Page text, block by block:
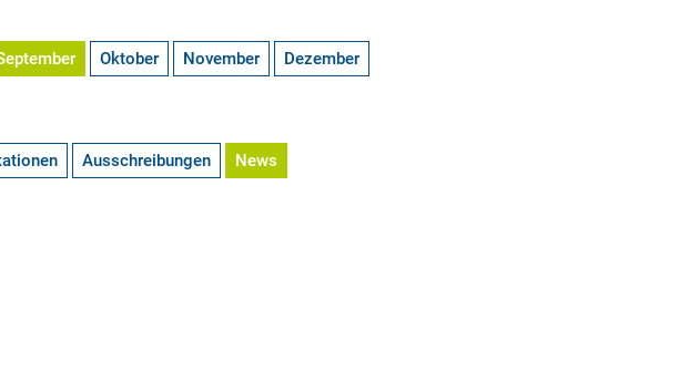
Oktober November Dezember
Ausschreibungen News